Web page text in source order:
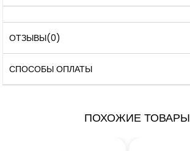
ОТЗЫВЫ(0)
СПОСОБЫ ОПЛАТЫ
ПОХОЖИЕ ТОВАРЫ